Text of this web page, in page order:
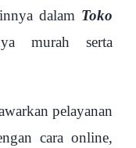
dalam Toko
murah serta
pelayanan
cara online,